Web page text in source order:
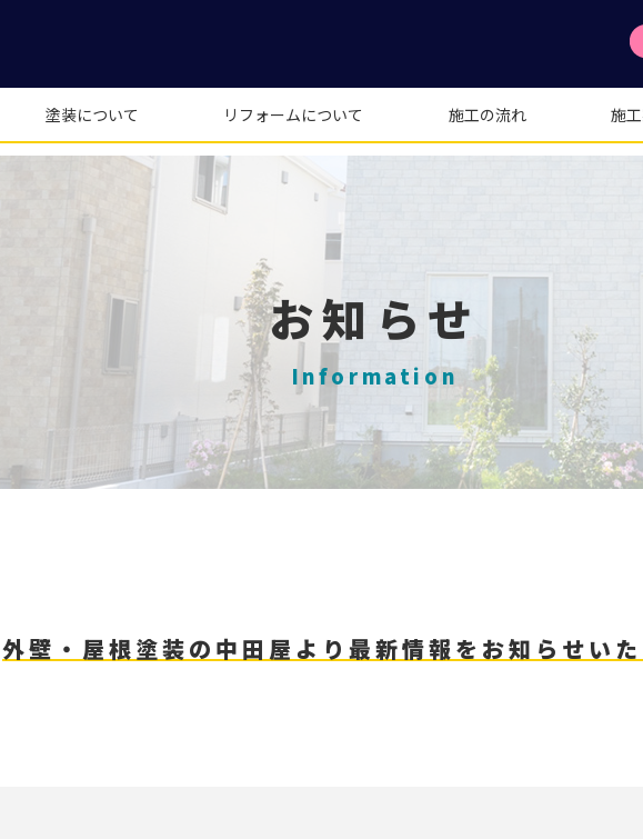
塗装について リフォームについて 施工の流れ 施
お知らせ
Information
外壁・屋根塗装の中田屋より最新情報をお知らせいた